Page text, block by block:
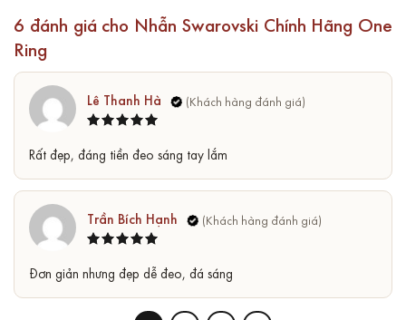
6 đánh giá cho Nhẫn Swarovski Chính Hãng One
Ring
hạng55
sao
Lê Thanh Hà
Rất đẹp, đáng tiền đeo sáng tay lắm
hạng55
Trần Bích Hạnh
Đơn giản nhưng đẹp dễ đeo, đá sáng